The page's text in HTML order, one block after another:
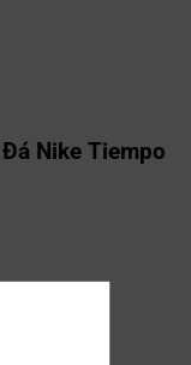
Nike Tiempo